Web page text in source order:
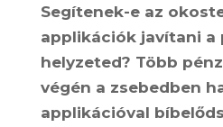
Segítenek-e az
applikációk javítani a
helyzeted? Több
végén a zsebedben
applikációval